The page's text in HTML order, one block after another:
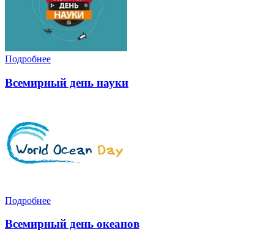
Подробнее
Всемирный день науки
Подробнее
Всемирный день океанов